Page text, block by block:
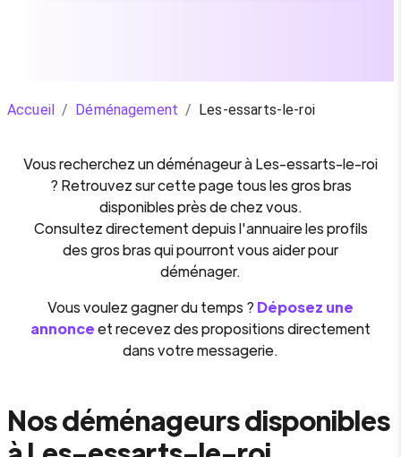
Accueil / Déménagement / Les-essarts-le-roi
Vous recherchez undéménageuràLes-essarts-le-roi
? Retrouvez sur cette page tous les gros bras
disponibles près de chez vous.
Consultez directement depuis l'annuaire les profils
des gros bras qui pourront vous aider pour
déménager.
Vous voulez gagner du temps ? Déposez une
annonceet recevez des propositions directement
dans votre messagerie.
Nos déménageurs disponibles